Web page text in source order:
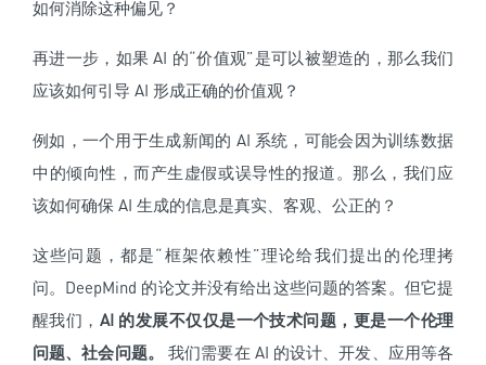
如何消除这种偏见？
再进一步，如果 AI 的“价值观”是可以被塑造的，那么我们
应该如何引导 AI 形成正确的价值观？
例如，一个用于生成新闻的 AI 系统，可能会因为训练数据
中的倾向性，而产生虚假或误导性的报道。那么，我们应
该如何确保 AI 生成的信息是真实、客观、公正的？
这些问题，都是“框架依赖性”理论给我们提出的伦理拷
问。DeepMind 的论文并没有给出这些问题的答案。但它提
醒我们， AI 的发展不仅仅是一个技术问题，更是一个伦理
问题、社会问题。
我们需要在 AI 的设计、开发、应用等各